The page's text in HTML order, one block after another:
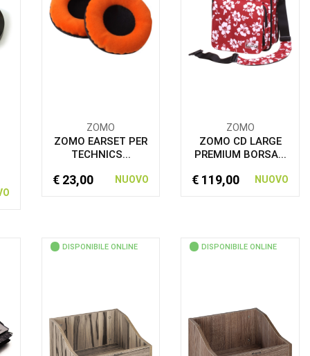
ZOMO
ZOMO EARSET PER
TECHNICS...
€ 23,00 NUOVO
ZOMO
ZOMO CD LARGE
PREMIUM BORSA...
€ 119,00 NUOVO
DISPONIBILE ONLINE DISPONIBILE ONLINE